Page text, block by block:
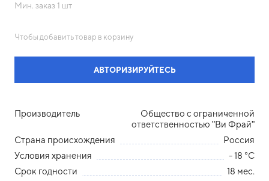
Мин. заказ 1 шт
Чтобы добавить товар в корзину
АВТОРИЗИРУЙТЕСЬ
Производитель
Общество с ограниченной
ответственностью "Ви Фрай"
Страна происхождения
Россия
Условия хранения
- 18 °С
Срок годности
18 мес.